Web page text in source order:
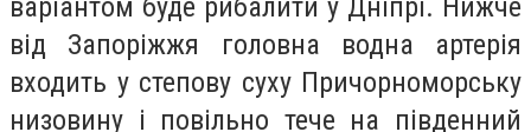
від Запоріжжя головна водна артерія
входить у степову суху Причорноморську
низовину і повільно тече на південний